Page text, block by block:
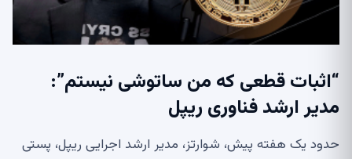
“اثبات قطعی که من ساتوشی نیستم”:
مدیر ارشد فناوری ریپل
حدود یک هفته پیش، شوارتز، مدیر ارشد اجرایی ریپل، پستی